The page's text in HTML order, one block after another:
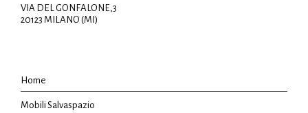
VIA DEL GONFALONE,3
20123 MILANO (MI)
Home
Mobili Salvaspazio